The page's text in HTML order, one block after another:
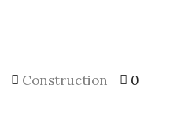
Construction 0